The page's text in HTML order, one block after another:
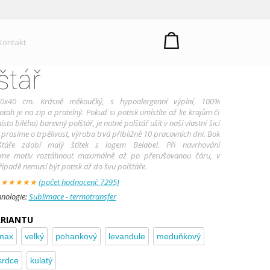
cm. Krásně měkoučký, s hypoalergenní výplní, 100%
je na zip a pratelný. Pokud si potisk umístíte až ke krajům či
bílého) barevný polštář, je nutné polštář ušít v naší vlastní šicí
o trpělivost, výroba trvá přibližně 10 pracovních dní. Bok
zdobí malý štítek s logem Belabel. Při navrhování
motiv roztáhnout maximálně až po přerušovanou čáru, v
nemusí být potisk až do švu polštáře.
★★★★★(počet hodnocení: 7295)
Sublimace - termotransfer
velký pohankový levandule meduňkový
kulatý